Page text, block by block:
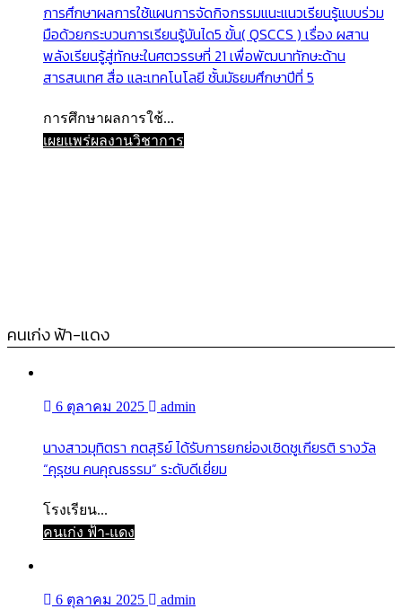
การศึกษาผลการใช้แผนการจัดกิจกรรมแนะแนวเรียนรู้แบบร่วม
มือด้วยกระบวนการเรียนรู้บันได5 ขั้น( QSCCS ) เรื่อง ผสาน
พลังเรียนรู้สู่ทักษะในศตวรรษที่ 21 เพื่อพัฒนาทักษะด้าน
สารสนเทศ สื่อ และเทคโนโลยี ชั้นมัธยมศึกษาปีที่ 5
การศึกษาผลการใช้...
เผยแพร่ผลงานวิชาการ
คนเก่ง ฟ้า-แดง
6 ตุลาคม 2025 admin
นางสาวมุทิตรา กตสุริย์ ได้รับการยกย่องเชิดชูเกียรติ รางวัล
“คุรุชน คนคุณธรรม” ระดับดีเยี่ยม
โรงเรียน...
คนเก่ง ฟ้า-แดง
6 ตุลาคม 2025 admin